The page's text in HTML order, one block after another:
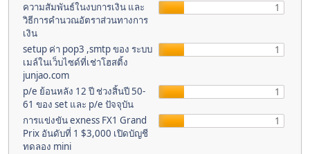
ความสัมพันธ์ในงบการเงิน และ
วิธีการคำนวณอัตราส่วนทางการ
เงิน
1
setup ค่า pop3 ,smtp ของ ระบบ
เมล์ในเว็บไซด์ที่เช่าโฮสติ้ง
junjao.com
1
p/e ย้อนหลัง 12 ปี ช่วงสิ้นปี 50-
61 ของ set และ p/e ปัจจุบัน
1
การแข่งขัน exness FX1 Grand
Prix อันดับที่ 1 $3,000 เปิดบัญชี
ทดลอง mini
1